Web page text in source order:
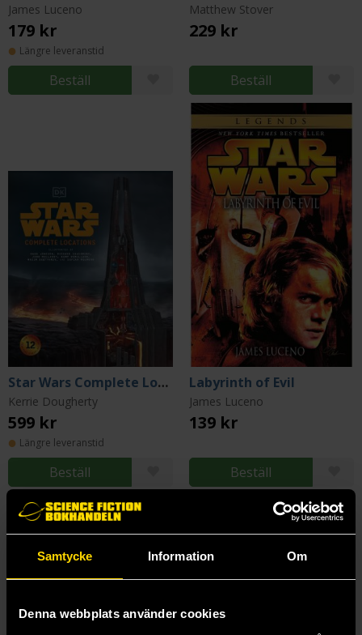
Samtycke Information Om
Denna webbplats använder cookies
James Luceno
179 kr
Längre leveranstid
Beställ
Matthew Stover
229 kr
Beställ
Star Wars Complete Locations (New Edition)
Kerrie Dougherty
599 kr
Längre leveranstid
Beställ
Labyrinth of Evil
James Luceno
139 kr
Beställ